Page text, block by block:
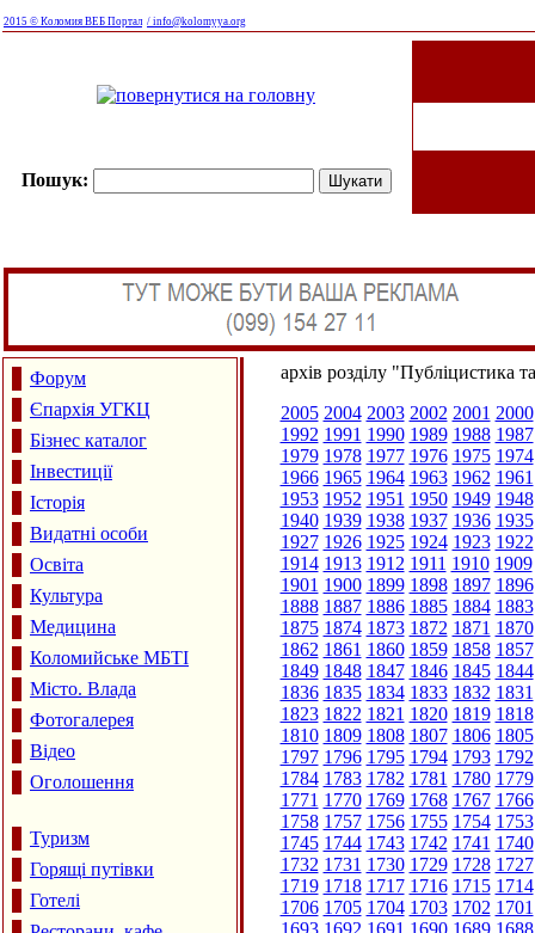
2015 © Коломия ВЕБ Портал / info@kolomyya.org
Пошук:
Форум
Єпархія УГКЦ
Бізнес каталог
Інвестиції
Історія
Видатні особи
Освіта
Культура
Медицина
Коломийське МБТІ
Місто. Влада
Фотогалерея
Відео
Оголошення
Туризм
Горящі путівки
Готелі
архів розділу "Публіцистика
2005 2004 2003 2002 2001 2000
1992 1991 1990 1989 1988 1987
1979 1978 1977 1976 1975 1974
1966 1965 1964 1963 1962 1961
1953 1952 1951 1950 1949 1948
1940 1939 1938 1937 1936 1935
1927 1926 1925 1924 1923 1922
1914 1913 1912 1911 1910 1909
1901 1900 1899 1898 1897 1896
1888 1887 1886 1885 1884 1883
1875 1874 1873 1872 1871 1870
1862 1861 1860 1859 1858 1857
1849 1848 1847 1846 1845 1844
1836 1835 1834 1833 1832 1831
1823 1822 1821 1820 1819 1818
1810 1809 1808 1807 1806 1805
1797 1796 1795 1794 1793 1792
1784 1783 1782 1781 1780 1779
1771 1770 1769 1768 1767 1766
1758 1757 1756 1755 1754 1753
1745 1744 1743 1742 1741 1740
1732 1731 1730 1729 1728 1727
1719 1718 1717 1716 1715 1714
1706 1705 1704 1703 1702 1701
1693 1692 1691 1690 1689 1688